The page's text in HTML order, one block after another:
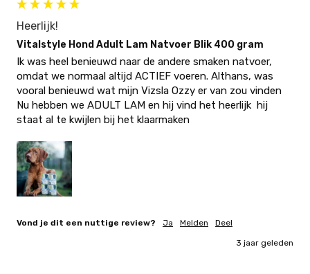
Heerlijk!
Vitalstyle Hond Adult Lam Natvoer Blik 400 gram
Ik was heel benieuwd naar de andere smaken natvoer,
omdat we normaal altijd ACTIEF voeren. Althans, was
vooral benieuwd wat mijn Vizsla Ozzy er van zou vinden
Nu hebben we ADULT LAM en hij vind het heerlijk  hij
staat al te kwijlen bij het klaarmaken
Vond je dit een nuttige review? Ja Melden Deel
3 jaar geleden